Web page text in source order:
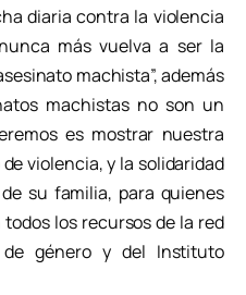
diaria contra la violencia
más vuelva a ser la
machista”, además
machistas no son un
es mostrar nuestra
violencia, y la solidaridad
su familia, para quienes
los recursos de la red
género y del Instituto